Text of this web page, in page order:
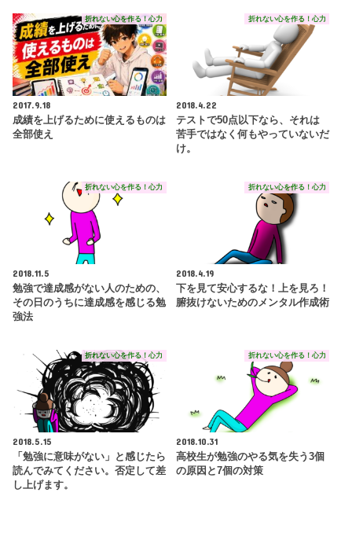
折れない心を作る！心力
2017.9.18
成績を上げるために使えるものは
全部使え
折れない心を作る！心力
2018.4.22
テストで50点以下なら、それは
苦手ではなく何もやっていないだ
け。
折れない心を作る！心力
2018.11.5
勉強で達成感がない人のための、
その日のうちに達成感を感じる勉
強法
折れない心を作る！心力
2018.4.19
下を見て安心するな！上を見ろ！
腑抜けないためのメンタル作成術
折れない心を作る！心力
2018.5.15
「勉強に意味がない」と感じたら
読んでみてください。否定して差
し上げます。
折れない心を作る！心力
2018.10.31
高校生が勉強のやる気を失う3個
の原因と7個の対策